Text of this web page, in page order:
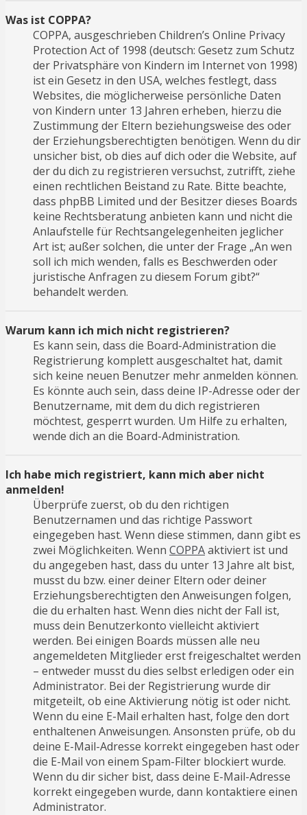
Was ist COPPA?
COPPA, ausgeschrieben Children’s Online Privacy
Protection Act of 1998 (deutsch: Gesetz zum Schutz
der Privatsphäre von Kindern im Internet von 1998)
ist ein Gesetz in den USA, welches festlegt, dass
Websites, die möglicherweise persönliche Daten
von Kindern unter 13 Jahren erheben, hierzu die
Zustimmung der Eltern beziehungsweise des oder
der Erziehungsberechtigten benötigen. Wenn du dir
unsicher bist, ob dies auf dich oder die Website, auf
der du dich zu registrieren versuchst, zutrifft, ziehe
einen rechtlichen Beistand zu Rate. Bitte beachte,
dass phpBB Limited und der Besitzer dieses Boards
keine Rechtsberatung anbieten kann und nicht die
Anlaufstelle für Rechtsangelegenheiten jeglicher
Art ist; außer solchen, die unter der Frage „An wen
soll ich mich wenden, falls es Beschwerden oder
juristische Anfragen zu diesem Forum gibt?“
behandelt werden.
Warum kann ich mich nicht registrieren?
Es kann sein, dass die Board-Administration die
Registrierung komplett ausgeschaltet hat, damit
sich keine neuen Benutzer mehr anmelden können.
Es könnte auch sein, dass deine IP-Adresse oder der
Benutzername, mit dem du dich registrieren
möchtest, gesperrt wurden. Um Hilfe zu erhalten,
wende dich an die Board-Administration.
Ich habe mich registriert, kann mich aber nicht
anmelden!
Überprüfe zuerst, ob du den richtigen
Benutzernamen und das richtige Passwort
eingegeben hast. Wenn diese stimmen, dann gibt es
zwei Möglichkeiten. Wenn COPPAaktiviert ist und
du angegeben hast, dass du unter 13 Jahre alt bist,
musst du bzw. einer deiner Eltern oder deiner
Erziehungsberechtigten den Anweisungen folgen,
die du erhalten hast. Wenn dies nicht der Fall ist,
muss dein Benutzerkonto vielleicht aktiviert
werden. Bei einigen Boards müssen alle neu
angemeldeten Mitglieder erst freigeschaltet werden
– entweder musst du dies selbst erledigen oder ein
Administrator. Bei der Registrierung wurde dir
mitgeteilt, ob eine Aktivierung nötig ist oder nicht.
Wenn du eine E-Mail erhalten hast, folge den dort
enthaltenen Anweisungen. Ansonsten prüfe, ob du
deine E-Mail-Adresse korrekt eingegeben hast oder
die E-Mail von einem Spam-Filter blockiert wurde.
Wenn du dir sicher bist, dass deine E-Mail-Adresse
korrekt eingegeben wurde, dann kontaktiere einen
Administrator.